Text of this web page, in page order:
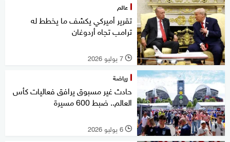
عالم
تقرير أميركي يكشف ما يخطط له
ترامب تجاه أردوغان
l 7 يوليو 2026
رياضة
حادث غير مسبوق يرافق فعاليات كأس
العالم.. ضبط 600 مسيرة
l 6 يوليو 2026